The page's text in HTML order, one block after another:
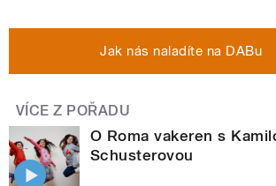
Jak nás naladíte na DABu
VÍCE Z POŘADU
O Roma vakeren s
Schusterovou